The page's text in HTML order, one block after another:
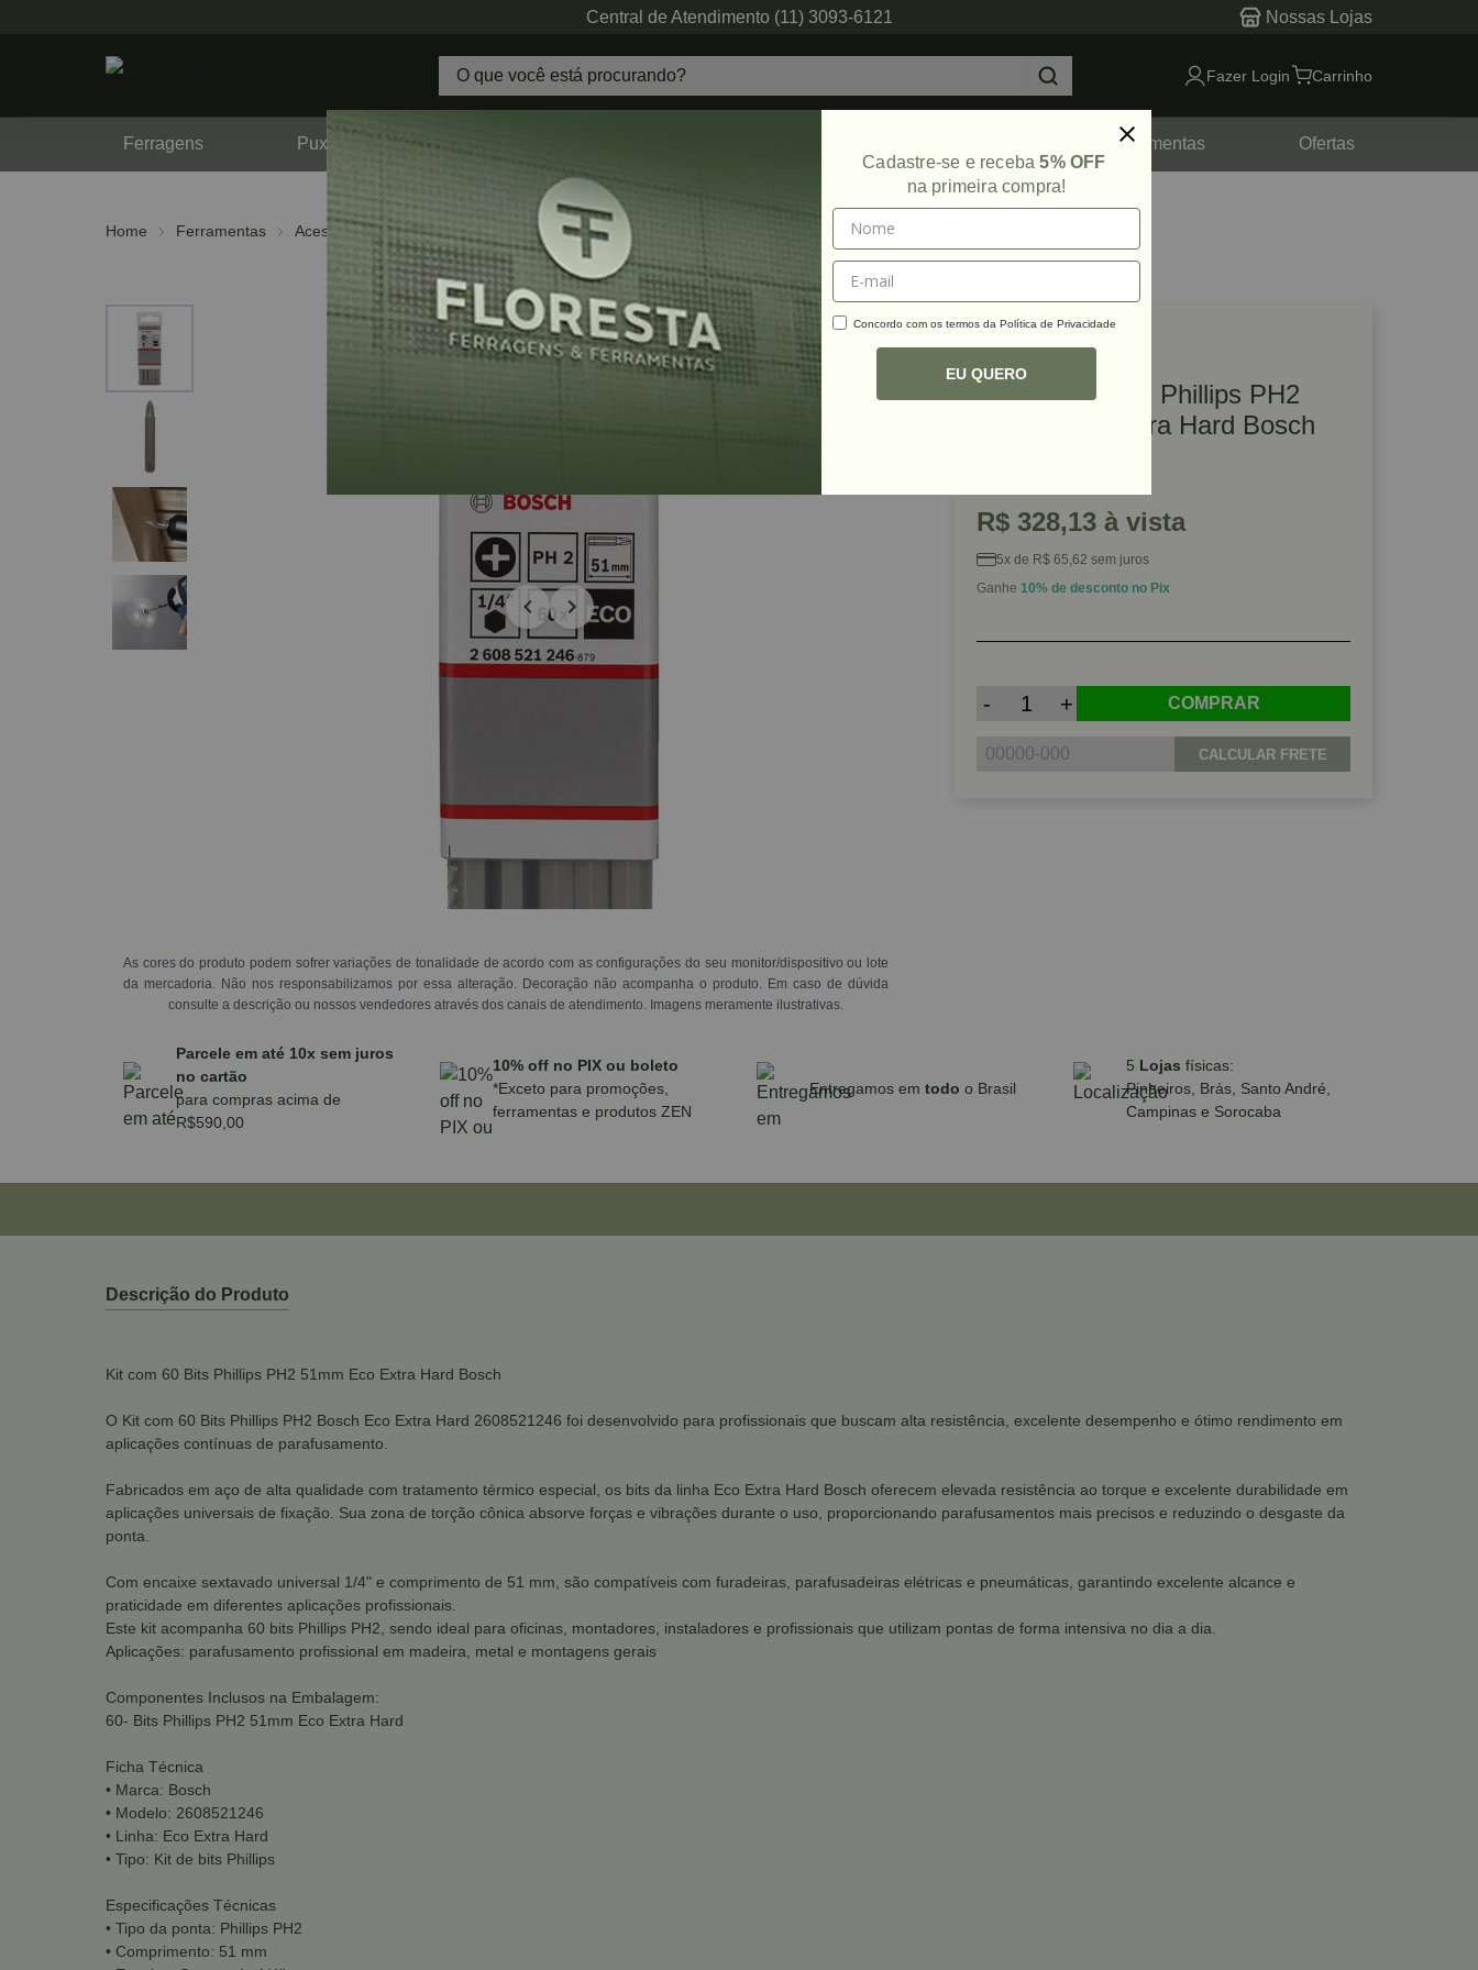
Central de Atendimento (11) 3093-6121 Nossas Lojas
Fazer Login Carrinho
Ferragens Puxadores Ferramentas Ofertas
Home Ferramentas Acessórios Bits e Pontas
As cores do produto podem sofrer variações de tonalidade de acordo com as configurações do seu monitor/dispositivo ou lote
da mercadoria. Não nos responsabilizamos por essa alteração. Decoração não acompanha o produto. Em caso de dúvida
consulte a descrição ou nossos vendedores através dos canais de atendimento. Imagens meramente ilustrativas.
Ref: 76326
Kit com 60 Bits Phillips PH2
51mm Eco Extra Hard Bosch
R$ 328,13 à vista
5x de R$ 65,62 sem juros
Ganhe 10% de desconto no Pix
- + COMPRAR
CALCULAR FRETE
Parcele em até 10x sem juros
no cartão
para compras acima de
R$590,00
10% off no PIX ou boleto
*Exceto para promoções,
ferramentas e produtos ZEN
Entregamos em todo o Brasil
5 Lojas físicas:
Pinheiros, Brás, Santo André,
Campinas e Sorocaba
Descrição do Produto
Kit com 60 Bits Phillips PH2 51mm Eco Extra Hard Bosch
O Kit com 60 Bits Phillips PH2 Bosch Eco Extra Hard 2608521246 foi desenvolvido para profissionais que buscam alta resistência, excelente desempenho e ótimo rendimento em
aplicações contínuas de parafusamento.
Fabricados em aço de alta qualidade com tratamento térmico especial, os bits da linha Eco Extra Hard Bosch oferecem elevada resistência ao torque e excelente durabilidade em
aplicações universais de fixação. Sua zona de torção cônica absorve forças e vibrações durante o uso, proporcionando parafusamentos mais precisos e reduzindo o desgaste da
ponta.
Com encaixe sextavado universal 1/4" e comprimento de 51 mm, são compatíveis com furadeiras, parafusadeiras elétricas e pneumáticas, garantindo excelente alcance e
praticidade em diferentes aplicações profissionais.
Este kit acompanha 60 bits Phillips PH2, sendo ideal para oficinas, montadores, instaladores e profissionais que utilizam pontas de forma intensiva no dia a dia.
Aplicações: parafusamento profissional em madeira, metal e montagens gerais
Componentes Inclusos na Embalagem:
60- Bits Phillips PH2 51mm Eco Extra Hard
Ficha Técnica
• Marca: Bosch
• Modelo: 2608521246
• Linha: Eco Extra Hard
• Tipo: Kit de bits Phillips
Especificações Técnicas
• Tipo da ponta: Phillips PH2
• Comprimento: 51 mm
Cadastre-se e receba5% OFF
na primeira compra!
Concordo com os termos da Política de Privacidade
EU QUERO